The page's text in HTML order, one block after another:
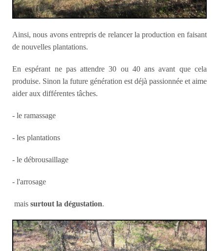
Ainsi, nous avons entrepris de relancer la production en faisant
de nouvelles plantations.
En espérant ne pas attendre 30 ou 40 ans avant que cela
produise. Sinon la future génération est déjà passionnée et aime
aider aux différentes tâches.
- le ramassage
- les plantations
- le débrousaillage
- l'arrosage
mais surtout la dégustation.